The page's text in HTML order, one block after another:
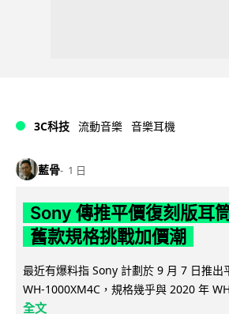
3C科技 流動音樂 音樂耳機
藍骨 1 日
Sony 傳推平價復刻版耳
舊款規格挑戰加價潮
最近有爆料指 Sony 計劃於 9 月 7 日推出
WH-1000XM4C，規格幾乎與 2020 年
全文